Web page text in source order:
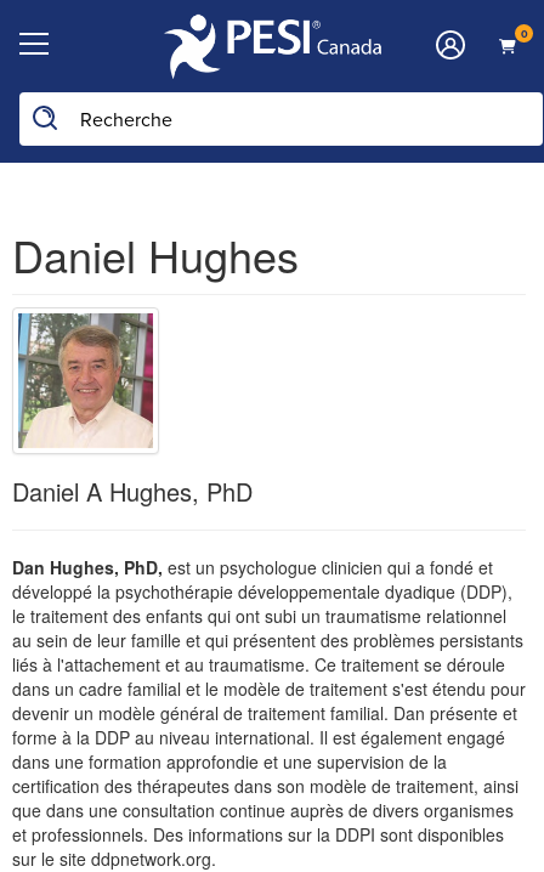
0
Daniel Hughes
Daniel A Hughes, PhD
Dan Hughes, PhD, est un psychologue clinicien qui a fondé et
développé la psychothérapie développementale dyadique (DDP),
le traitement des enfants qui ont subi un traumatisme relationnel
au sein de leur famille et qui présentent des problèmes persistants
liés à l'attachement et au traumatisme. Ce traitement se déroule
dans un cadre familial et le modèle de traitement s'est étendu pour
devenir un modèle général de traitement familial. Dan présente et
forme à la DDP au niveau international. Il est également engagé
dans une formation approfondie et une supervision de la
certification des thérapeutes dans son modèle de traitement, ainsi
que dans une consultation continue auprès de divers organismes
et professionnels. Des informations sur la DDPI sont disponibles
sur le site ddpnetwork.org.